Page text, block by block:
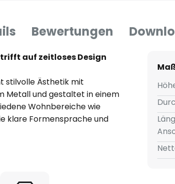
Bewertungen
auf zeitloses Design
stilvolle Ästhetik mit
Metall und gestaltet in einem
Wohnbereiche wie
klare Formensprache und
Leuchte zu einem
auch ein stilvolles